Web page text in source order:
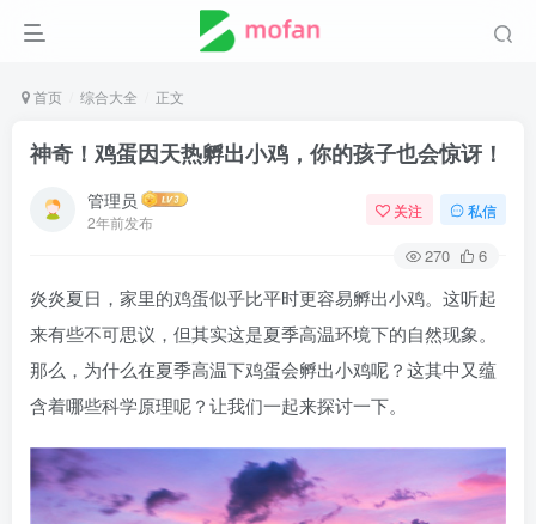
首页 综合大全 正文
神奇！鸡蛋因天热孵出小鸡，你的孩子也会惊讶！
管理员
2年前发布
关注 私信
270 6
炎炎夏日，家里的鸡蛋似乎比平时更容易孵出小鸡。这听起
来有些不可思议，但其实这是夏季高温环境下的自然现象。
那么，为什么在夏季高温下鸡蛋会孵出小鸡呢？这其中又蕴
含着哪些科学原理呢？让我们一起来探讨一下。